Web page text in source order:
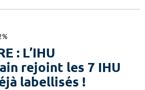
: L’IHU
rejoint les 7 IHU
labellisés !